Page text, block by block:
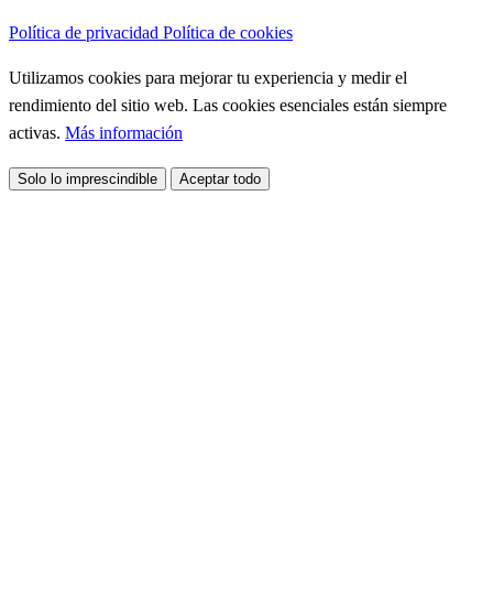
Política de privacidad Política de cookies
Utilizamos cookies para mejorar tu experiencia y medir el
rendimiento del sitio web. Las cookies esenciales están siempre
activas. Más información
Solo lo imprescindible Aceptar todo